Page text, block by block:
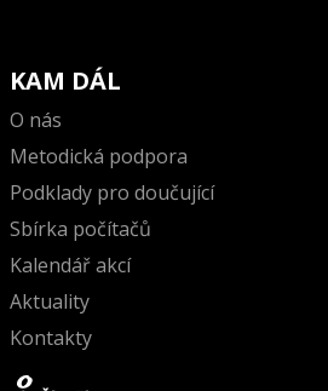
KAM DÁL
O nás
Metodická podpora
Podklady pro doučující
Sbírka počítačů
Kalendář akcí
Aktuality
Kontakty